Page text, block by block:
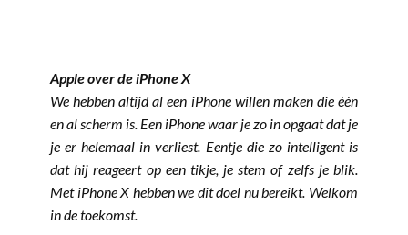
Apple over de iPhone X
We hebben altijd al een iPhone willen maken die één
en al scherm is. Een iPhone waar je zo in opgaat dat je
je er helemaal in verliest. Eentje die zo intelligent is
dat hij reageert op een tikje, je stem of zelfs je blik.
Met iPhone X hebben we dit doel nu bereikt. Welkom
in de toekomst.